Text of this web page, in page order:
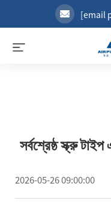
[email
সর্বশ্রেষ্ঠ স্ক্রু
2026-05-26 09:00:00